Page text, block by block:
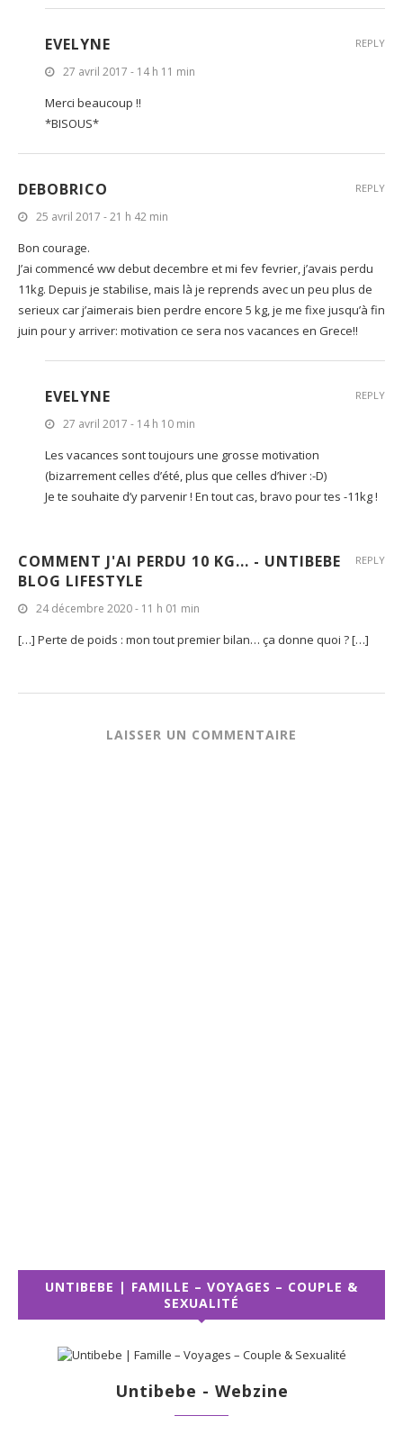
EVELYNE
27 avril 2017 - 14 h 11 min
Merci beaucoup !!
*BISOUS*
REPLY
DEBOBRICO
25 avril 2017 - 21 h 42 min
Bon courage.
J’ai commencé ww debut decembre et mi fev fevrier, j’avais perdu
11kg. Depuis je stabilise, mais là je reprends avec un peu plus de
serieux car j’aimerais bien perdre encore 5 kg, je me fixe jusqu’à fin
juin pour y arriver: motivation ce sera nos vacances en Grece!!
REPLY
EVELYNE
27 avril 2017 - 14 h 10 min
Les vacances sont toujours une grosse motivation
(bizarrement celles d’été, plus que celles d’hiver :-D)
Je te souhaite d’y parvenir ! En tout cas, bravo pour tes -11kg !
REPLY
COMMENT J'AI PERDU 10 KG... - UNTIBEBE
BLOG LIFESTYLE
24 décembre 2020 - 11 h 01 min
[…] Perte de poids : mon tout premier bilan… ça donne quoi ? […]
REPLY
LAISSER UN COMMENTAIRE
UNTIBEBE | FAMILLE – VOYAGES – COUPLE &
SEXUALITÉ
Untibebe - Webzine